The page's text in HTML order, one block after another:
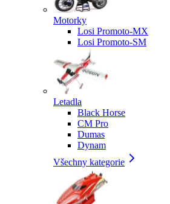
Motorky
Losi Promoto-MX
Losi Promoto-SM
Letadla
Black Horse
CM Pro
Dumas
Dynam
Všechny kategorie